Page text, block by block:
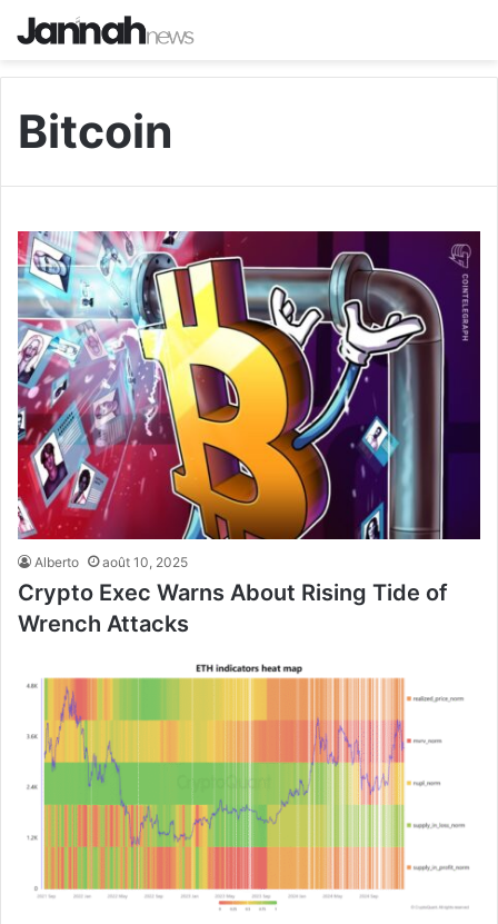
Bitcoin
Alberto août 10, 2025
Crypto Exec Warns About Rising Tide of
Wrench Attacks